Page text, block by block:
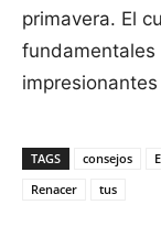
primavera. El
TAGS consejos
Renacer
tus